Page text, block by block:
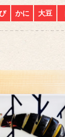
かに 大豆